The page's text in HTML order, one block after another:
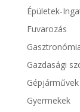
Épületek-
Fuvarozás
Gazdasági
Gépjárművek
Gyermekek